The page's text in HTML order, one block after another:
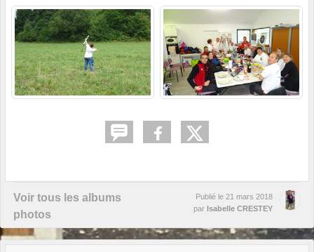
Voir tous les albums
photos
Publié le 21 mars 2018
par Isabelle CRESTEY